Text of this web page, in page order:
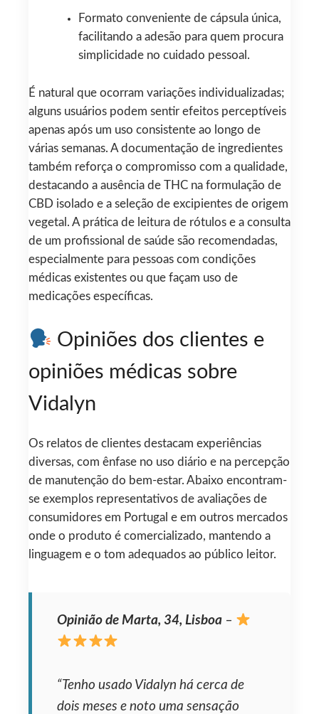
Formato conveniente de cápsula única,
facilitando a adesão para quem procura
simplicidade no cuidado pessoal.
É natural que ocorram variações individualizadas;
alguns usuários podem sentir efeitos perceptíveis
apenas após um uso consistente ao longo de
várias semanas. A documentação de ingredientes
também reforça o compromisso com a qualidade,
destacando a ausência de THC na formulação de
CBD isolado e a seleção de excipientes de origem
vegetal. A prática de leitura de rótulos e a consulta
de um profissional de saúde são recomendadas,
especialmente para pessoas com condições
médicas existentes ou que façam uso de
medicações específicas.
Opiniões dos clientes e
opiniões médicas sobre
Vidalyn
Os relatos de clientes destacam experiências
diversas, com ênfase no uso diário e na percepção
de manutenção do bem-estar. Abaixo encontram-
se exemplos representativos de avaliações de
consumidores em Portugal e em outros mercados
onde o produto é comercializado, mantendo a
linguagem e o tom adequados ao público leitor.
Opinião de Marta, 34, Lisboa –
“Tenho usado Vidalyn há cerca de
dois meses e noto uma sensação